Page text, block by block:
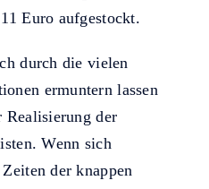
Euro aufgestockt.
durch die vielen
ermuntern lassen
Realisierung der
Wenn sich
der knappen